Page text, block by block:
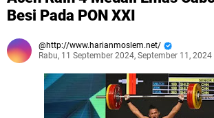
Besi Pada PON XXI
http://www.harianmoslem.net/
Rabu, 11 September 2024, September 11, 2024